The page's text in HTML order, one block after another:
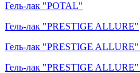
Гель-лак "POTAL"
Гель-лак "PRESTIGE ALLURE"
Гель-лак "PRESTIGE ALLURE"
Гель-лак "PRESTIGE ALLURE"